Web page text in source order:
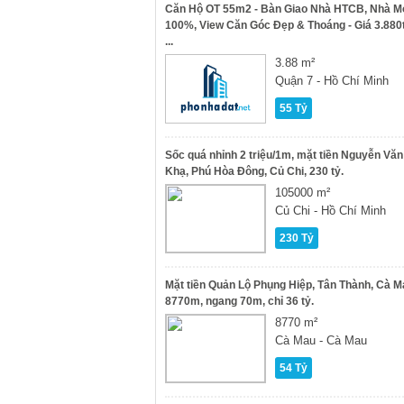
Căn Hộ OT 55m2 - Bàn Giao Nhà HTCB, Nhà
100%, View Căn Góc Đẹp & Thoáng - Giá
...
3.88 m²
Quận 7 - Hồ Chí Minh
55 Tỷ
Sốc quá nhỉnh 2 triệu/1m, mặt tiền Nguyễn Văn
Khạ, Phú Hòa Đông, Củ Chi, 230 tỷ.
105000 m²
Củ Chi - Hồ Chí Minh
230 Tỷ
Mặt tiền Quản Lộ Phụng Hiệp, Tân Thành, Cà
8770m, ngang 70m, chỉ 36 tỷ.
8770 m²
Cà Mau - Cà Mau
54 Tỷ